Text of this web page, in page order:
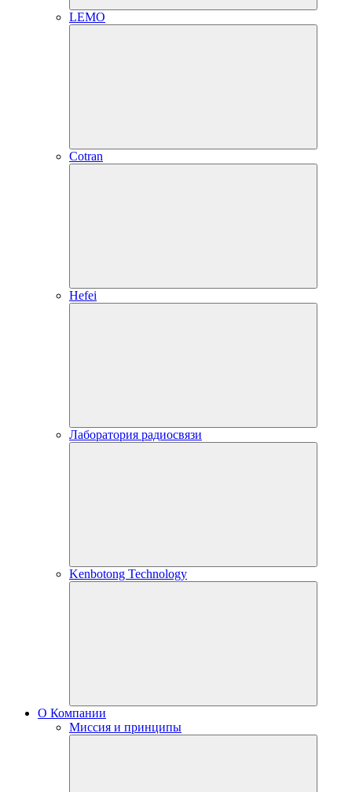
LEMO
Cotran
Hefei
Лаборатория радиосвязи
Kenbotong Technology
О Компании
Миссия и принципы